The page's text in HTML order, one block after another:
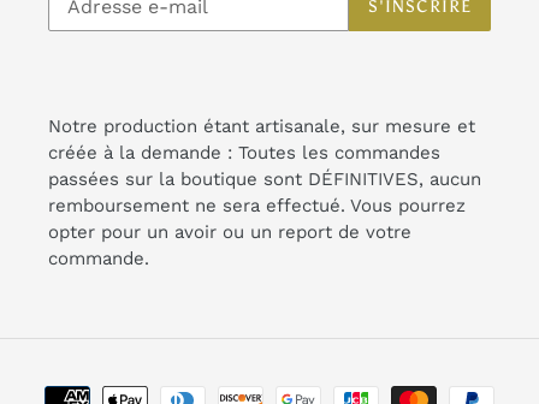
S'INSCRIRE
Notre production étant artisanale, sur mesure et
créée à la demande : Toutes les commandes
passées sur la boutique sont DÉFINITIVES, aucun
remboursement ne sera effectué. Vous pourrez
opter pour un avoir ou un report de votre
commande.
Moyens